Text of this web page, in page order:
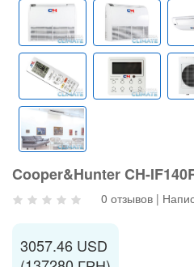
Cooper&Hunter CH-
0 отзывов |
3057.46 USD